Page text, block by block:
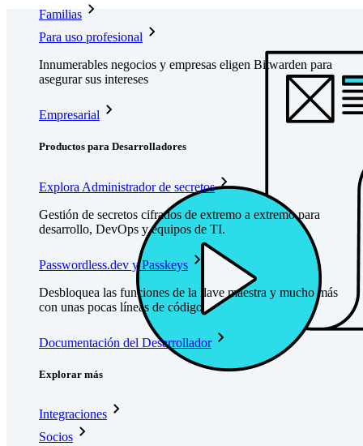
Familias
Para uso profesional
Innumerables negocios y empresas eligen Bitwarden para
asegurar sus intereses
Empresarial
Productos para Desarrolladores
Explora Administrador de secretos
Gestión de secretos cifrados de extremo a extremo para
desarrollo, DevOps y equipos de TI.
Passwordless.dev y Passkeys
Desbloquea las funciones de la llave maestra y mucho más
con unas pocas líneas de código
Documentación del Desarrollador
Explorar más
Integraciones
Socios